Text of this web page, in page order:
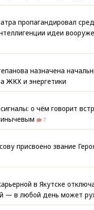
пропагандировал
идеи
назначена
ЖКХ и энергетики
о чём говорит
7
присвоено звание
в Якутске
— в любой день может